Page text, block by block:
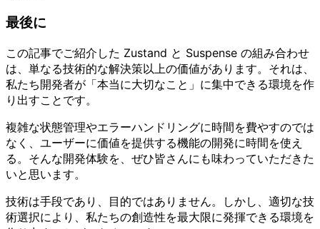
最後に
この記事でご紹介した Zustand と Suspense の組み合わせ
は、単なる技術的な解決策以上の価値があります。それは、
私たち開発者が「本当に大切なこと」に集中できる環境を作
り出すことです。
複雑な状態管理やエラーハンドリングに時間を費やすのでは
なく、ユーザーに価値を提供する機能の開発に時間を使え
る。そんな開発体験を、ぜひ皆さんにも味わっていただきた
いと思います。
技術は手段であり、目的ではありません。しかし、適切な技
術選択により、私たちの創造性を最大限に発揮できる環境を